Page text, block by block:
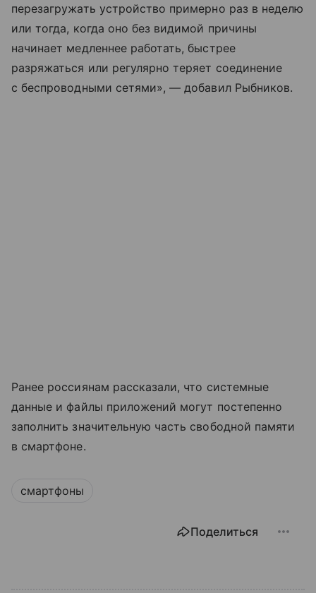
перезагружать устройство примерно раз в неделю
или тогда, когда оно без видимой причины
начинает медленнее работать, быстрее
разряжаться или регулярно теряет соединение
с беспроводными сетями», — добавил Рыбников.
Ранее россиянам рассказали, что системные
данные и файлы приложений могут постепенно
заполнить значительную часть свободной памяти
в смартфоне.
смартфоны
Поделиться